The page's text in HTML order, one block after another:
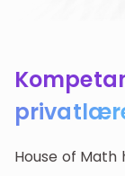
House of